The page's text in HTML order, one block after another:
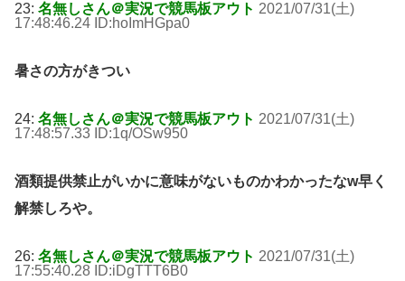
23: 名無しさん＠実況で競馬板アウト 2021/07/31(土)
17:48:46.24 ID:hoImHGpa0
暑さの方がきつい
24: 名無しさん＠実況で競馬板アウト 2021/07/31(土)
17:48:57.33 ID:1q/OSw950
酒類提供禁止がいかに意味がないものかわかったなw早く
解禁しろや。
26: 名無しさん＠実況で競馬板アウト 2021/07/31(土)
17:55:40.28 ID:iDgTTT6B0